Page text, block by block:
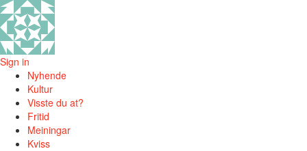
Sign in
Nyhende
Kultur
Visste du at?
Fritid
Meiningar
Kviss